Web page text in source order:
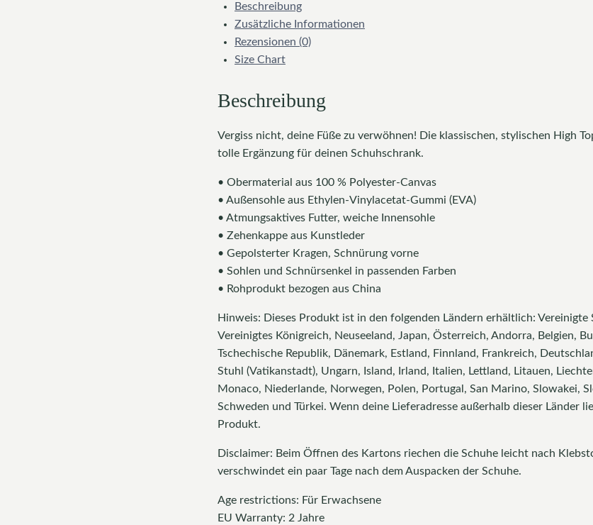
Beschreibung
Zusätzliche Informationen
Rezensionen (0)
Size Chart
Beschreibung
Vergiss nicht, deine Füße zu verwöhnen! Die klassischen, stylischen High
tolle Ergänzung für deinen Schuhschrank.
• Obermaterial aus 100 % Polyester-Canvas
• Außensohle aus Ethylen-Vinylacetat-Gummi (EVA)
• Atmungsaktives Futter, weiche Innensohle
• Zehenkappe aus Kunstleder
• Gepolsterter Kragen, Schnürung vorne
• Sohlen und Schnürsenkel in passenden Farben
• Rohprodukt bezogen aus China
Hinweis: Dieses Produkt ist in den folgenden Ländern erhältlich: Vereinigte
Vereinigtes Königreich, Neuseeland, Japan, Österreich, Andorra, Belgien,
Tschechische Republik, Dänemark, Estland, Finnland, Frankreich,
Stuhl (Vatikanstadt), Ungarn, Island, Irland, Italien, Lettland, Litauen,
Monaco, Niederlande, Norwegen, Polen, Portugal, San Marino, Slowakei,
Schweden und Türkei. Wenn deine Lieferadresse außerhalb dieser Länder
Produkt.
Disclaimer: Beim Öffnen des Kartons riechen die Schuhe leicht nach
verschwindet ein paar Tage nach dem Auspacken der Schuhe.
Age restrictions: Für Erwachsene
EU Warranty: 2 Jahre